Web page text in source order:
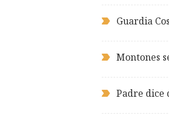
Guardia
Montones
Padre dice